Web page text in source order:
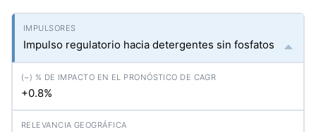
Impulso regulatorio hacia detergentes sin fosfatos
+0.8%